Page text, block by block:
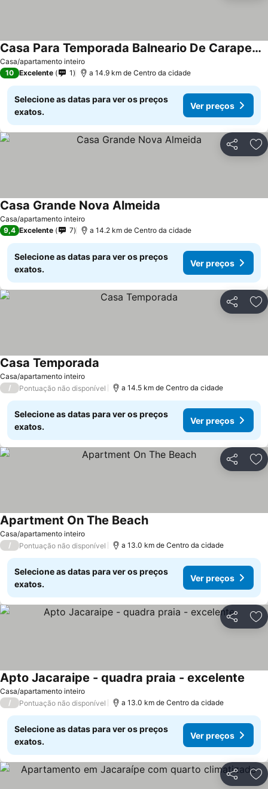
Casa/apartamento inteiro
Casa Para Temporada Balneario De Carapebus
10 Excelente 1 a 14.9 km de Centro da cidade
Selecione as datas para ver os preços
exatos.
Ver preços
Partilhar
Casa/apartamento inteiro
Casa Grande Nova Almeida
9,4 Excelente 7 a 14.2 km de Centro da cidade
Selecione as datas para ver os preços
exatos.
Ver preços
Partilhar
Casa/apartamento inteiro
Casa Temporada
/ Pontuação não disponível a 14.5 km de Centro da cidade
Selecione as datas para ver os preços
exatos.
Ver preços
Partilhar
Casa/apartamento inteiro
Apartment On The Beach
/ Pontuação não disponível a 13.0 km de Centro da cidade
Selecione as datas para ver os preços
exatos.
Ver preços
Partilhar
Casa/apartamento inteiro
Apto Jacaraipe - quadra praia - excelente
/ Pontuação não disponível a 13.0 km de Centro da cidade
Selecione as datas para ver os preços
exatos.
Ver preços
Partilhar